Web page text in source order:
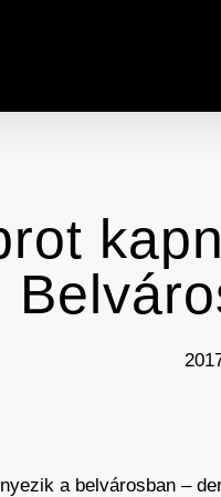
a belvárosban –